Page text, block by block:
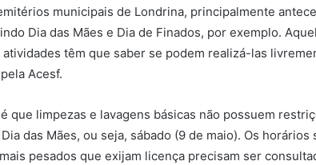
municipais de Londrina, principalmente
Dia das Mães e Dia de Finados, por exemplo.
têm que saber se podem realizá-las
Acesf.
que limpezas e lavagens básicas não possuem
das Mães, ou seja, sábado (9 de maio). Os horários
pesados que exijam licença precisam ser